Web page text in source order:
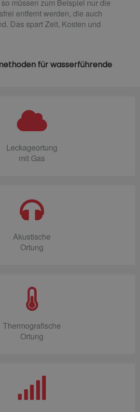
müssen zum Beispiel nur die
entfernt werden, die auch
Das spart Zeit, Kosten und
für wasserführende
Leckageortung
mit Gas
Akustische
Ortung
Thermografische
Ortung